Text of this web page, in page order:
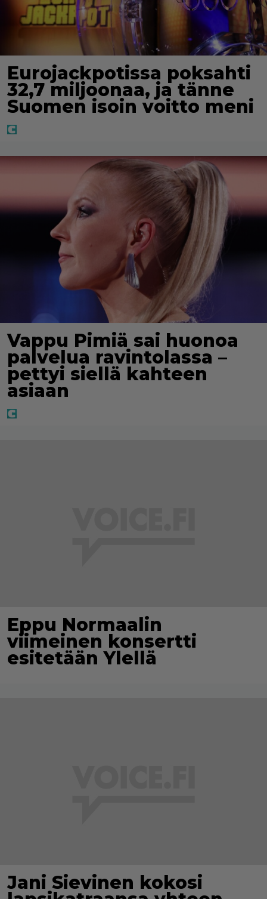
Eurojackpotissa poksahti
32,7 miljoonaa, ja tänne
Suomen isoin voitto meni
Vappu Pimiä sai huonoa
palvelua ravintolassa –
pettyi siellä kahteen
asiaan
Eppu Normaalin
viimeinen konsertti
esitetään Ylellä
Jani Sievinen kokosi